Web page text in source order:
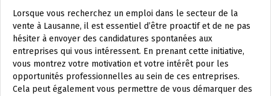
Lorsque vous recherchez un emploi dans le secteur de la
vente à Lausanne, il est essentiel d’être proactif et de ne pas
hésiter à envoyer des candidatures spontanées aux
entreprises qui vous intéressent. En prenant cette initiative,
vous montrez votre motivation et votre intérêt pour les
opportunités professionnelles au sein de ces entreprises.
Cela peut également vous permettre de vous démarquer des